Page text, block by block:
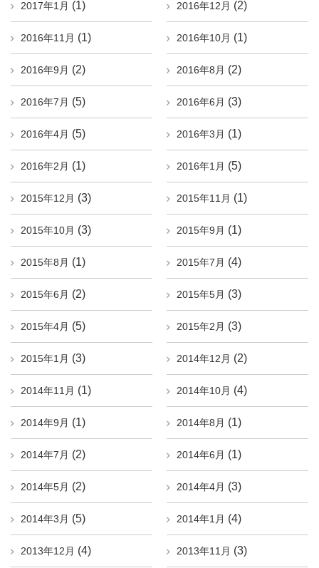
2017年1月 (1) 2016年12月 (2)
2016年11月 (1) 2016年10月 (1)
2016年9月 (2) 2016年8月 (2)
2016年7月 (5) 2016年6月 (3)
2016年4月 (5) 2016年3月 (1)
2016年2月 (1) 2016年1月 (5)
2015年12月 (3) 2015年11月 (1)
2015年10月 (3) 2015年9月 (1)
2015年8月 (1) 2015年7月 (4)
2015年6月 (2) 2015年5月 (3)
2015年4月 (5) 2015年2月 (3)
2015年1月 (3) 2014年12月 (2)
2014年11月 (1) 2014年10月 (4)
2014年9月 (1) 2014年8月 (1)
2014年7月 (2) 2014年6月 (1)
2014年5月 (2) 2014年4月 (3)
2014年3月 (5) 2014年1月 (4)
2013年12月 (4) 2013年11月 (3)